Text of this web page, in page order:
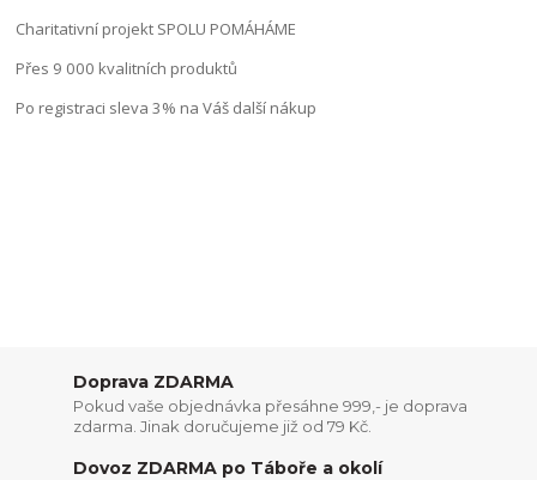
Charitativní projekt SPOLU POMÁHÁME
Přes 9 000 kvalitních produktů
Po registraci sleva 3% na Váš další nákup
Doprava ZDARMA
Pokud vaše objednávka přesáhne 999,- je doprava
zdarma. Jinak doručujeme již od 79 Kč.
Dovoz ZDARMA po Táboře a okolí